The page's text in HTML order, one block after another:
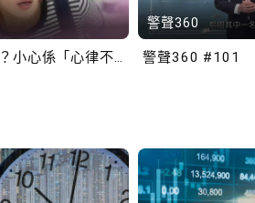
警聲360
警聲360 #101